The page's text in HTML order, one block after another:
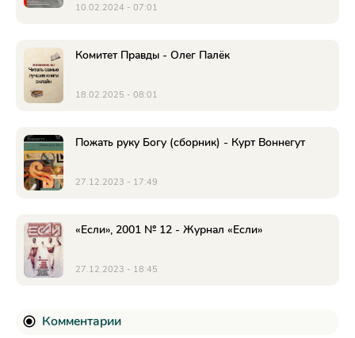
10.02.2024 - 07:01
Комитет Правды - Олег Палёк
18.02.2025 - 08:01
Пожать руку Богу (сборник) - Курт Воннегут
27.12.2023 - 17:49
«Если», 2001 № 12 - Журнал «Если»
27.12.2023 - 18:45
Комментарии